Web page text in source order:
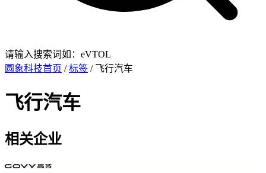
请输入搜索词如：eVTOL
圆象科技首页 /标签 / 飞行汽车
飞行汽车
相关企业